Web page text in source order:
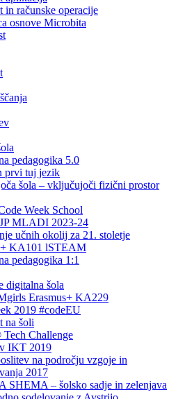
in računske operacije
osnove Microbita
pedagogika 5.0
prvi tuj jezik
šola – vključujoči fizični prostor
Week School
MLADI 2023-24
učnih okolij za 21. stoletje
KA101 lSTEAM
pedagogika 1:1
digitalna šola
Erasmus+ KA229
2019 #codeEU
na šoli
Challenge
IKT 2019
na področju vzgoje in
2017
SHEMA – šolsko sadje in zelenjava